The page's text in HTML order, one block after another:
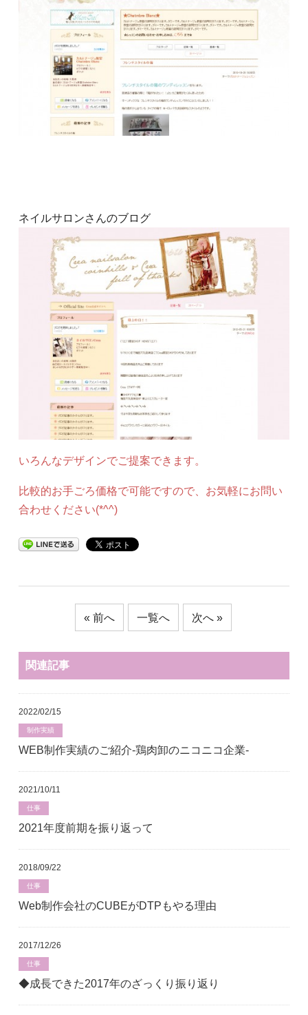
ネイルサロンさんのブログ
いろんなデザインでご提案できます。
比較的お手ごろ価格で可能ですので、お気軽にお問い
合わせください(*^^)
« 前へ 一覧へ 次へ »
関連記事
2022/02/15
制作実績
WEB制作実績のご紹介-鶏肉卸のニコニコ企業-
2021/10/11
仕事
2021年度前期を振り返って
2018/09/22
仕事
Web制作会社のCUBEがDTPもやる理由
2017/12/26
仕事
◆成長できた2017年のざっくり振り返り